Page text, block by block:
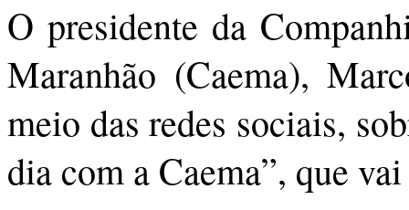
O presidente da
Maranhão (Caema),
meio das redes sociais,
dia com a Caema”, que